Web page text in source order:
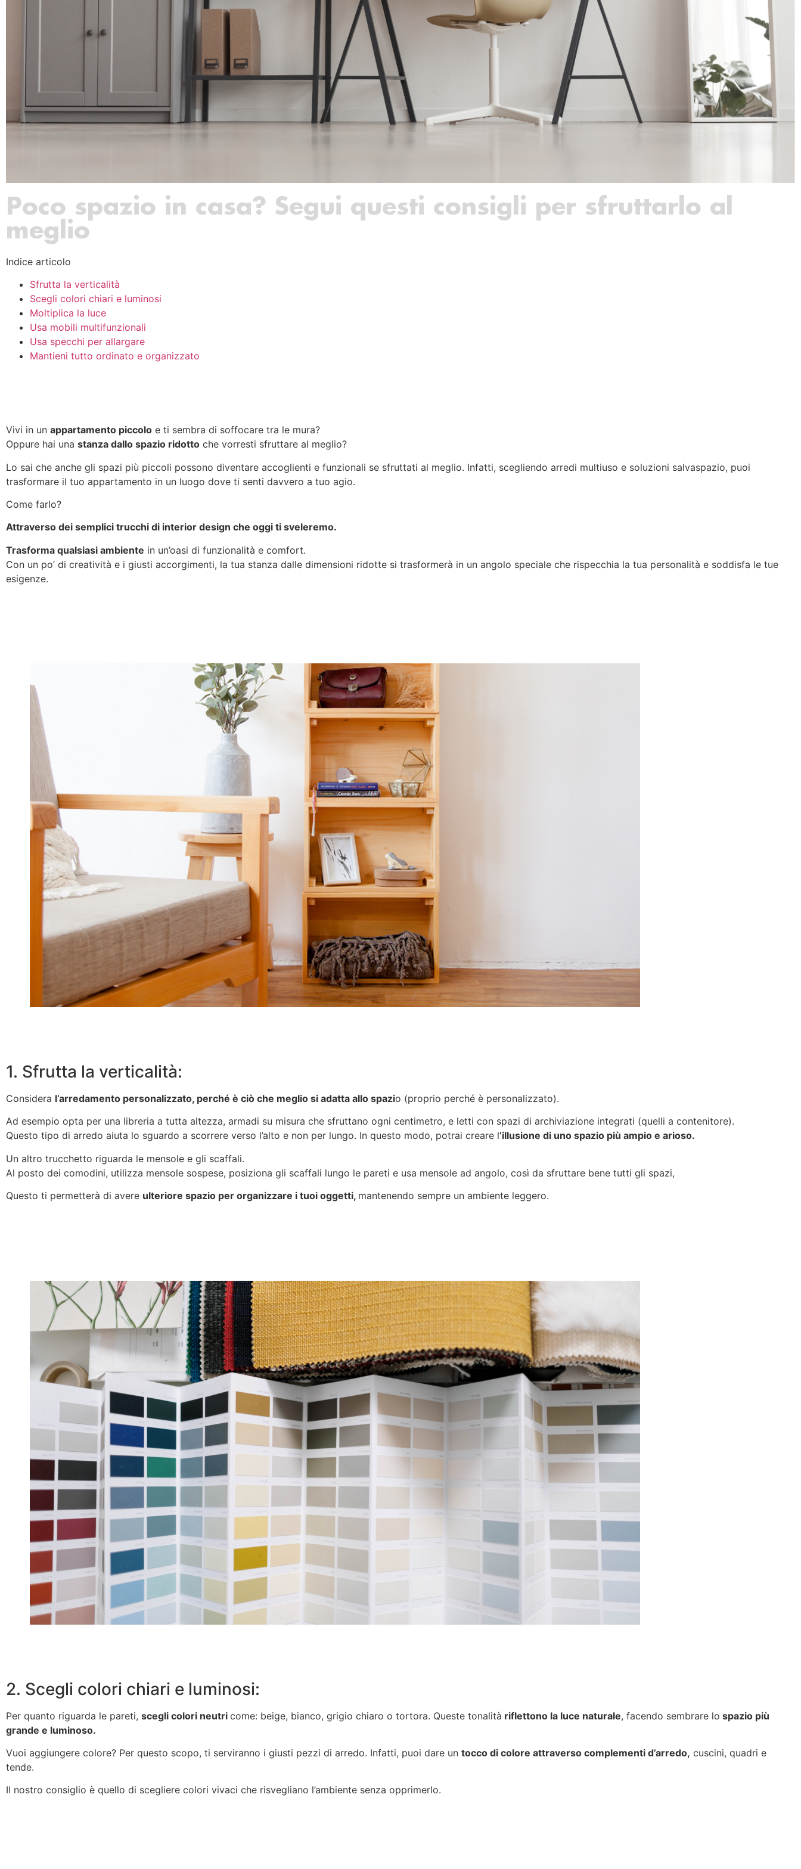
Poco spazio in casa? Segui questi consigli per sfruttarlo al
meglio
Indice articolo
Sfrutta la verticalità
Scegli colori chiari e luminosi
Moltiplica la luce
Usa mobili multifunzionali
Usa specchi per allargare
Mantieni tutto ordinato e organizzato
Vivi in un appartamento piccolo e ti sembra di soffocare tra le mura?
Oppure hai una stanza dallo spazio ridotto che vorresti sfruttare al meglio?
Lo sai che anche gli spazi più piccoli possono diventare accoglienti e funzionali se sfruttati al meglio. Infatti, scegliendo arredi multiuso e soluzioni salvaspazio, puoi
trasformare il tuo appartamento in un luogo dove ti senti davvero a tuo agio.
Come farlo?
Attraverso dei semplici trucchi di interior design che oggi ti sveleremo.
Trasforma qualsiasi ambiente in un’oasi di funzionalità e comfort.
Con un po’ di creatività e i giusti accorgimenti, la tua stanza dalle dimensioni ridotte si trasformerà in un angolo speciale che rispecchia la tua personalità e soddisfa le tue
esigenze.
1. Sfrutta la verticalità:
Considera l’arredamento personalizzato, perché è ciò che meglio si adatta allo spazio (proprio perché è personalizzato).
Ad esempio opta per una libreria a tutta altezza, armadi su misura che sfruttano ogni centimetro, e letti con spazi di archiviazione integrati (quelli a contenitore).
Questo tipo di arredo aiuta lo sguardo a scorrere verso l’alto e non per lungo. In questo modo, potrai creare l’illusione di uno spazio più ampio e arioso.
Un altro trucchetto riguarda le mensole e gli scaffali.
Al posto dei comodini, utilizza mensole sospese, posiziona gli scaffali lungo le pareti e usa mensole ad angolo, così da sfruttare bene tutti gli spazi,
Questo ti permetterà di avere ulteriore spazio per organizzare i tuoi oggetti, mantenendo sempre un ambiente leggero.
2. Scegli colori chiari e luminosi:
Per quanto riguarda le pareti, scegli colori neutri come: beige, bianco, grigio chiaro o tortora. Queste tonalità riflettono la luce naturale, facendo sembrare lo spazio più
grande e luminoso.
Vuoi aggiungere colore? Per questo scopo, ti serviranno i giusti pezzi di arredo. Infatti, puoi dare un tocco di colore attraverso complementi d’arredo, cuscini, quadri e
tende.
Il nostro consiglio è quello di scegliere colori vivaci che risvegliano l’ambiente senza opprimerlo.